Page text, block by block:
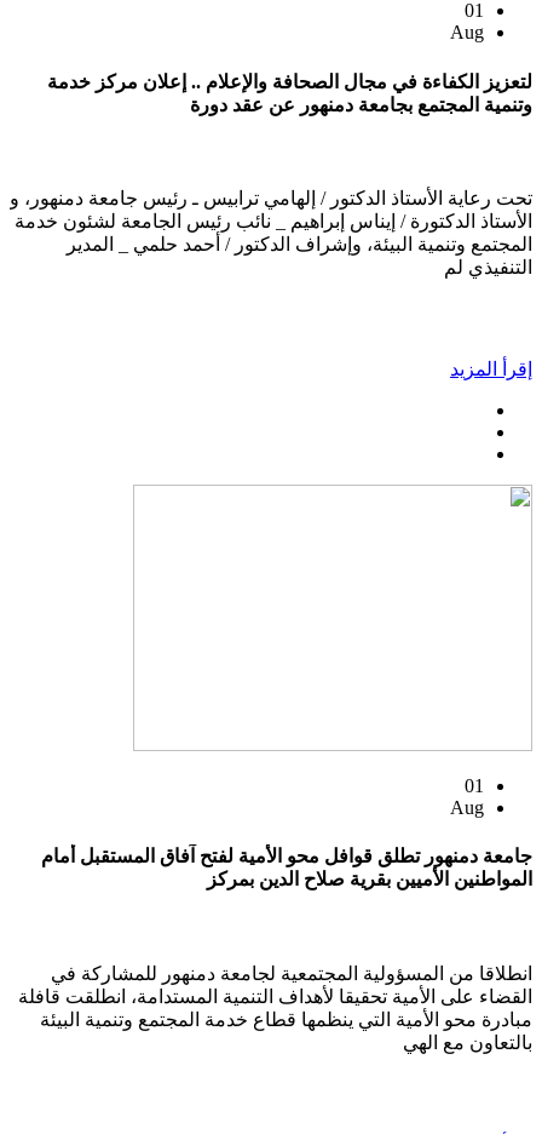
01
Aug
لتعزيز الكفاءة في مجال الصحافة والإعلام .. إعلان مركز خدمة
وتنمية المجتمع بجامعة دمنهور عن عقد دورة
تحت رعاية الأستاذ الدكتور / إلهامي ترابيس ـ رئيس جامعة دمنهور، و
الأستاذ الدكتورة / إيناس إبراهيم _ نائب رئيس الجامعة لشئون خدمة
المجتمع وتنمية البيئة، وإشراف الدكتور / أحمد حلمي _ المدير
التنفيذي لم
إقرأ المزيد
01
Aug
جامعة دمنهور تطلق قوافل محو الأمية لفتح آفاق المستقبل أمام
المواطنين الأميين بقرية صلاح الدين بمركز
انطلاقا من المسؤولية المجتمعية لجامعة دمنهور للمشاركة في
القضاء على الأمية تحقيقا لأهداف التنمية المستدامة، انطلقت قافلة
مبادرة محو الأمية التي ينظمها قطاع خدمة المجتمع وتنمية البيئة
بالتعاون مع الهي